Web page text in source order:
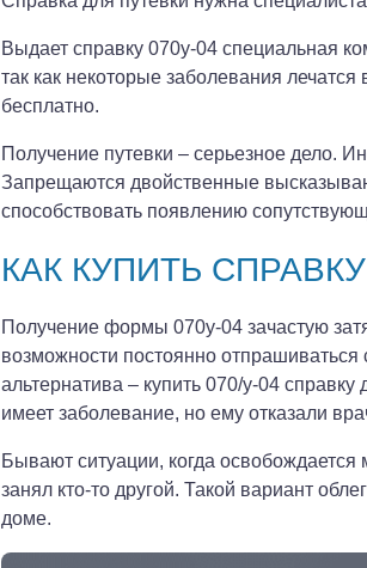
Выдает справку 070у-04 специальная
так как некоторые заболевания
бесплатно.
Получение путевки – серьезное дело.
Запрещаются двойственные
способствовать появлению
КАК КУПИТЬ СПРАВКУ
Получение формы 070у-04 зачастую
возможности постоянно
альтернатива – купить 070/у-04
имеет заболевание, но ему отказали
Бывают ситуации, когда
занял кто-то другой. Такой вариант
доме.